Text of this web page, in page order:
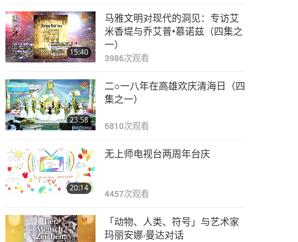
15:40
马雅文明对现代的洞见：专访艾
米香堤与乔艾普•慕诺兹（四集之
一）
3986次观看
23:58
二○一八年在高雄欢庆清海日（四
集之一）
6810次观看
20:14
无上师电视台两周年台庆
4457次观看
「动物、人类、符号」与艺术家
玛丽安娜‧曼达对话